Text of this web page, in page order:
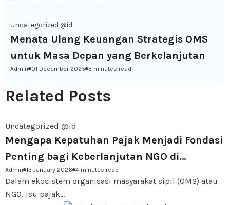
Uncategorized @id
Menata Ulang Keuangan Strategis OMS
untuk Masa Depan yang Berkelanjutan
Admin 01 December 2025 3 minutes read
Related Posts
Uncategorized @id
Mengapa Kepatuhan Pajak Menjadi Fondasi
Penting bagi Keberlanjutan NGO di
Indonesia
Admin 13 January 2026 4 minutes read
Dalam ekosistem organisasi masyarakat sipil (OMS) atau
NGO, isu pajak...